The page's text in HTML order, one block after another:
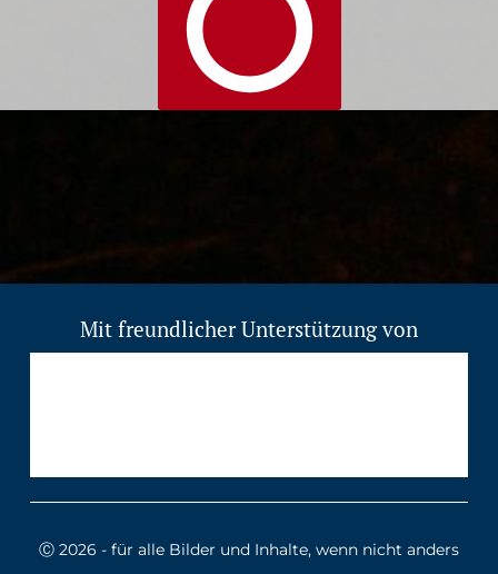
Mit freundlicher Unterstützung von
Ⓒ 2026 - für alle Bilder und Inhalte, wenn nicht anders